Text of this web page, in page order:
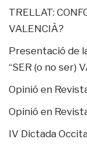
TRELLAT:
VALENCIÀ?
Presentació de
“SER (o no ser)
Opinió en
Opinió en
IV Dictada